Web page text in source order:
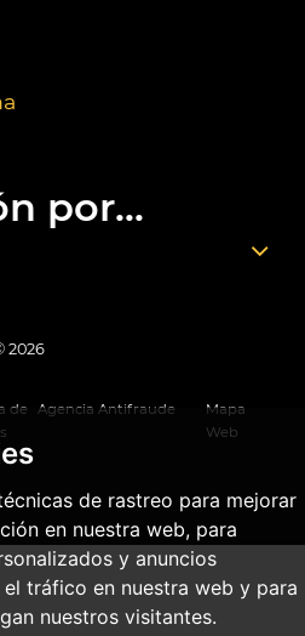
de rastreo para mejorar
en nuestra web, para
y anuncios
tráfico en nuestra web y para
nuestros visitantes.
por...
2026
de
Agencia Antifraude
Mapa
Web